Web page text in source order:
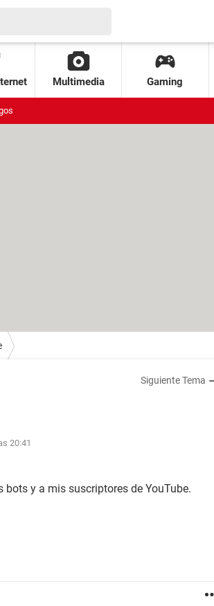
Multimedia Gaming
Siguiente Tema
20:41
y a mis suscriptores de YouTube.